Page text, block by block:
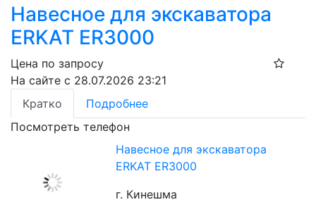
Навесное для экскаватора
ERKAT ER3000
Цена по запросу
На сайте с 28.07.2026 23:21
Кратко
Подробнее
Посмотреть телефон
Навесное для экскаватора
ERKAT ER3000
г. Кинешма